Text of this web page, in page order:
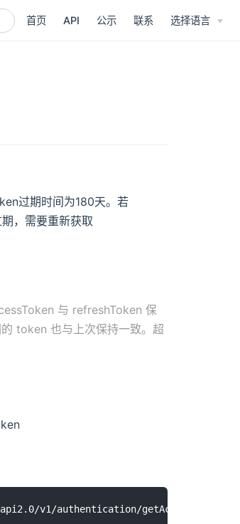
首页 API 公示 联系 选择语言
过期时间为180天。若
，需要重新获取
与 refreshToken 保
token 也与上次保持一致。超
v1/authentication/getAccessToken' \